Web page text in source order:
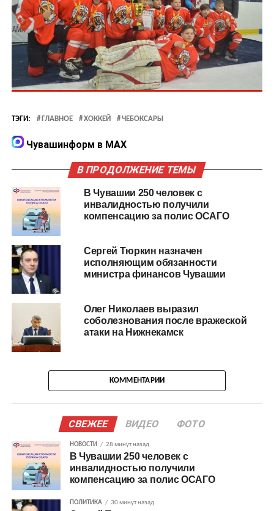
ТЭГИ: ГЛАВНОЕ ХОККЕЙ ЧЕБОКСАРЫ
Чувашинформ в MAX
В ПРОДОЛЖЕНИЕ ТЕМЫ
В Чувашии 250 человек с
инвалидностью получили
компенсацию за полис ОСАГО
Сергей Тюркин назначен
исполняющим обязанности
министра финансов Чувашии
Олег Николаев выразил
соболезнования после вражеской
атаки на Нижнекамск
КОММЕНТАРИИ
СВЕЖЕЕ ВИДЕО ФОТО
НОВОСТИ 28 минут назад
В Чувашии 250 человек с
инвалидностью получили
компенсацию за полис ОСАГО
ПОЛИТИКА 30 минут назад